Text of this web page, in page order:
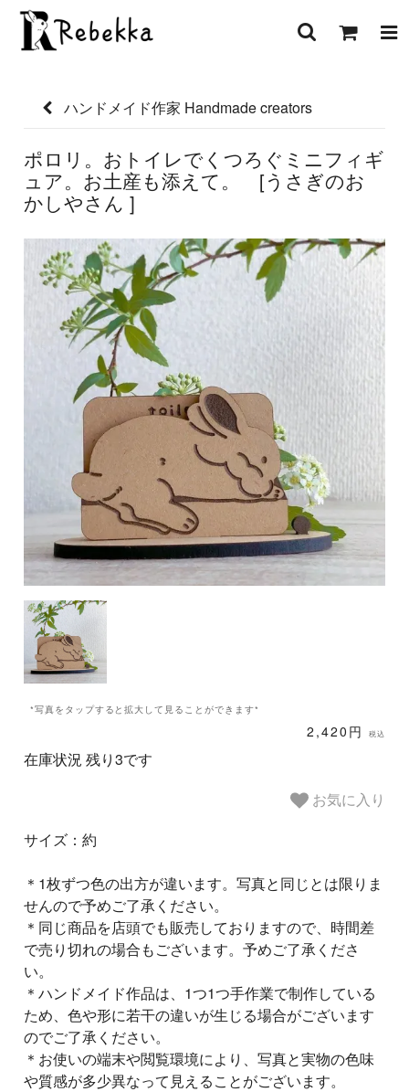
ハンドメイド作家 Handmade creators
ポロリ。おトイレでくつろぐミニフィギ
ュア。お土産も添えて。 [うさぎのお
かしやさん ]
*写真をタップすると拡大して見ることができます*
2,420円 税込
在庫状況 残り3です
お気に入り
サイズ：約
＊1枚ずつ色の出方が違います。写真と同じとは限りま
せんので予めご了承ください。
＊同じ商品を店頭でも販売しておりますので、時間差
で売り切れの場合もございます。予めご了承くださ
い。
＊ハンドメイド作品は、1つ1つ手作業で制作している
ため、色や形に若干の違いが生じる場合がございます
のでご了承ください。
＊お使いの端末や閲覧環境により、写真と実物の色味
や質感が多少異なって見えることがございます。